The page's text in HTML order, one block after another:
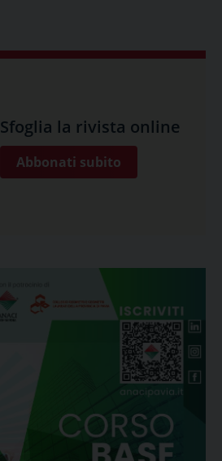
Sfoglia la rivista online
Abbonati subito